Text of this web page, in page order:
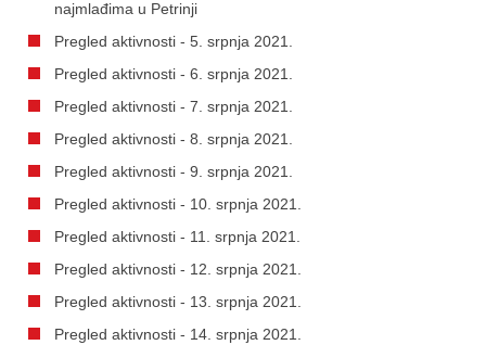
najmlađima u Petrinji
Pregled aktivnosti - 5. srpnja 2021.
Pregled aktivnosti - 6. srpnja 2021.
Pregled aktivnosti - 7. srpnja 2021.
Pregled aktivnosti - 8. srpnja 2021.
Pregled aktivnosti - 9. srpnja 2021.
Pregled aktivnosti - 10. srpnja 2021.
Pregled aktivnosti - 11. srpnja 2021.
Pregled aktivnosti - 12. srpnja 2021.
Pregled aktivnosti - 13. srpnja 2021.
Pregled aktivnosti - 14. srpnja 2021.